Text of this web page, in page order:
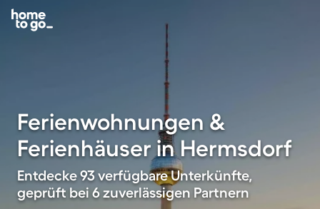
Ferienwohnungen &
Ferienhäuser in Hermsdorf
Entdecke 93 verfügbare Unterkünfte,
geprüft bei 6 zuverlässigen Partnern